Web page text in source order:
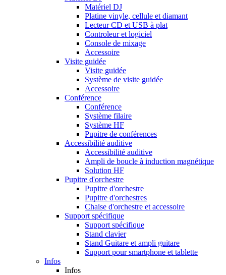
Matériel DJ
Platine vinyle, cellule et diamant
Lecteur CD et USB à plat
Controleur et logiciel
Console de mixage
Accessoire
Visite guidée
Visite guidée
Système de visite guidée
Accessoire
Conférence
Conférence
Système filaire
Système HF
Pupitre de conférences
Accessibilité auditive
Accessibilité auditive
Ampli de boucle à induction magnétique
Solution HF
Pupitre d'orchestre
Pupitre d'orchestre
Pupitre d'orchestres
Chaise d'orchestre et accessoire
Support spécifique
Support spécifique
Stand clavier
Stand Guitare et ampli guitare
Support pour smartphone et tablette
Infos
Infos